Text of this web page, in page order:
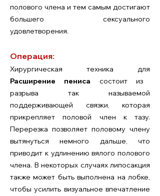
полового члена и тем самым достигают
большего сексуального
удовлетворения.
Операция:
Хирургическая техника для
Расширение пениса состоит из
разрыва так называемой
поддерживающей связки, которая
прикрепляет половой член к тазу.
Перерезка позволяет половому члену
вытянуться немного дальше, что
приводит к удлинению вялого полового
члена. В некоторых случаях липосакция
также может быть выполнена на лобке,
чтобы усилить визуальное впечатление